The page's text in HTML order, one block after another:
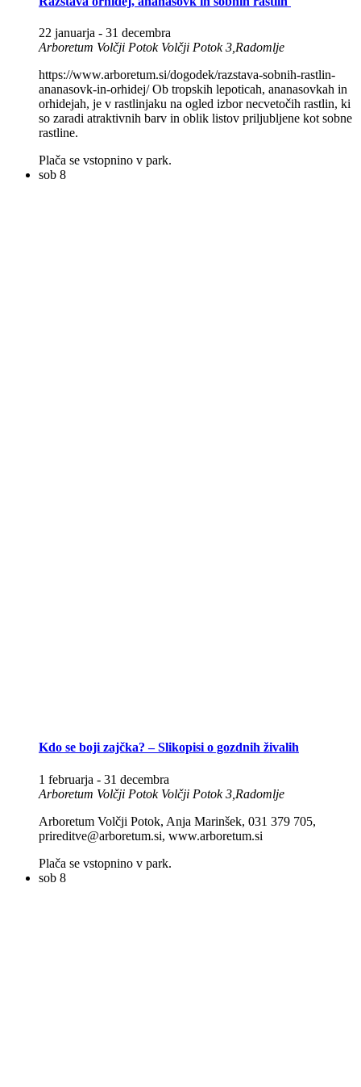
22 januarja - 31 decembra
Arboretum Volčji Potok Volčji Potok 3,Radomlje
https://www.arboretum.si/dogodek/razstava-sobnih-rastlin-
ananasovk-in-orhidej/ Ob tropskih lepoticah, ananasovkah in
orhidejah, je v rastlinjaku na ogled izbor necvetočih rastlin, ki
so zaradi atraktivnih barv in oblik listov priljubljene kot sobne
rastline.
Plača se vstopnino v park.
sob 8
Kdo se boji zajčka? – Slikopisi o gozdnih živalih
1 februarja - 31 decembra
Arboretum Volčji Potok Volčji Potok 3,Radomlje
Arboretum Volčji Potok, Anja Marinšek, 031 379 705,
prireditve@arboretum.si, www.arboretum.si
Plača se vstopnino v park.
sob 8